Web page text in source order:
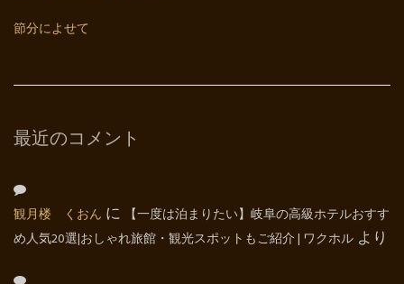
節分によせて
最近のコメント
観月楼 くおん に
【一度は泊まりたい】岐阜の高級ホテルおすす
め人気20選|おしゃれ旅館・観光スポットもご紹介 | ワクホル より